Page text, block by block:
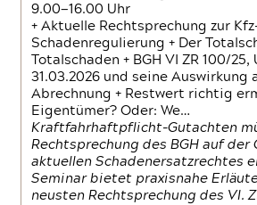
9.00—16.00 Uhr
+ Aktuelle Rechtsprechung zur
Schadenregulierung + Der
Totalschaden + BGH VI ZR 100/
31.03.2026 und seine
Abrechnung + Restwert richtig
Eigentümer? Oder: We…
Kraftfahrhaftpflicht-Gutachten
Rechtsprechung des BGH auf der
aktuellen Schadenersatzrechtes
Seminar bietet praxisnahe
neusten Rechtsprechung des VI.